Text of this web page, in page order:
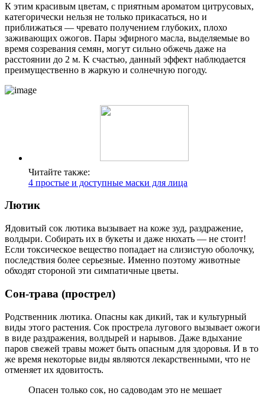
К этим красивым цветам, с приятным ароматом цитрусовых,
категорически нельзя не только прикасаться, но и
приближаться — чревато получением глубоких, плохо
заживающих ожогов. Пары эфирного масла, выделяемые во
время созревания семян, могут сильно обжечь даже на
расстоянии до 2 м. K счастью, данный эффект наблюдается
преимущественно в жаркую и солнечную погоду.
Читайте также:
4 простые и доступные маски для лица
Лютик
Ядовитый сок лютика вызывает на коже зуд, раздражение,
волдыри. Собирать их в букеты и даже нюхать — не стоит!
Если токсическое вещество попадает на слизистую оболочку,
последствия более серьезные. Именно поэтому животные
обходят стороной эти симпатичные цветы.
Сон-трава (прострел)
Родственник лютика. Опасны как дикий, так и культурный
виды этого растения. Сок прострела лугового вызывает ожоги
в виде раздражения, волдырей и нарывов. Даже вдыхание
паров свежей травы может быть опасным для здоровья. И в то
же время некоторые виды являются лекарственными, что не
отменяет их ядовитость.
Опасен только сок, но садоводам это не мешает